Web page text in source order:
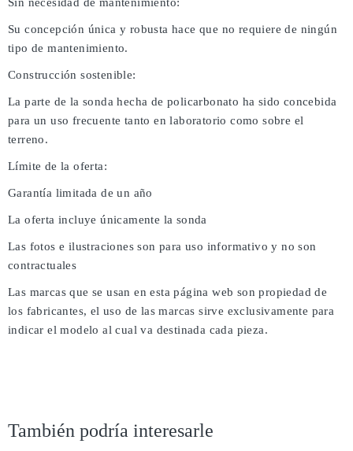
Su concepción única y robusta hace que no requiere de ningún
tipo de mantenimiento.
Construcción sostenible:
La parte de la sonda hecha de policarbonato ha sido concebida
para un uso frecuente tanto en laboratorio como sobre el
terreno.
Límite de la oferta:
Garantía limitada de un año
La oferta incluye únicamente la sonda
Las fotos e ilustraciones son para uso informativo y no son
contractuales
Las marcas que se usan en esta página web son propiedad de
los fabricantes, el uso de las marcas sirve exclusivamente para
indicar el modelo al cual va destinada cada pieza.
También podría interesarle